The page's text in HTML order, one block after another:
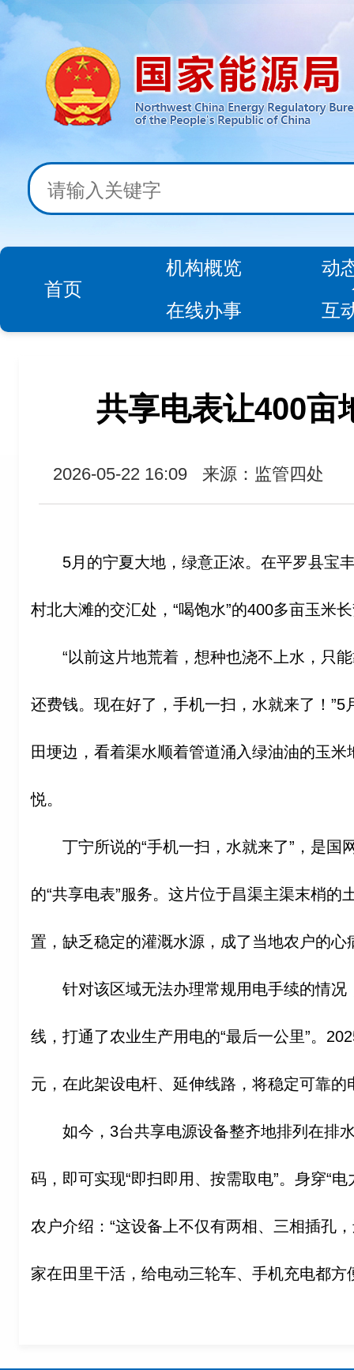
首页
机构概览
动
在线办事
互
共享电表让400亩
2026-05-22 16:09 来源：监管四处
5月的宁夏大地，绿意正浓。在平罗县宝
村北大滩的交汇处，“喝饱水”的400多亩玉米
“以前这片地荒着，想种也浇不上水，只
还费钱。现在好了，手机一扫，水就来了！
田埂边，看着渠水顺着管道涌入绿油油的玉
悦。
丁宁所说的“手机一扫，水就来了”，是国
的“共享电表”服务。这片位于昌渠主渠末梢的
置，缺乏稳定的灌溉水源，成了当地农户的心
针对该区域无法办理常规用电手续的情
线，打通了农业生产用电的“最后一公里”。
元，在此架设电杆、延伸线路，将稳定可靠的
如今，3台共享电源设备整齐地排列在排
码，即可实现“即扫即用、按需取电”。身穿“
农户介绍：“这设备上不仅有两相、三相插孔
家在田里干活，给电动三轮车、手机充电都方